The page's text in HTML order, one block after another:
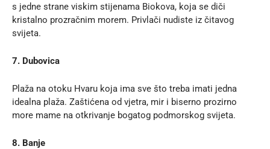
s jedne strane viskim stijenama Biokova, koja se diči
kristalno prozračnim morem. Privlači nudiste iz čitavog
svijeta.
7. Dubovica
Plaža na otoku Hvaru koja ima sve što treba imati jedna
idealna plaža. Zaštićena od vjetra, mir i biserno prozirno
more mame na otkrivanje bogatog podmorskog svijeta.
8. Banje